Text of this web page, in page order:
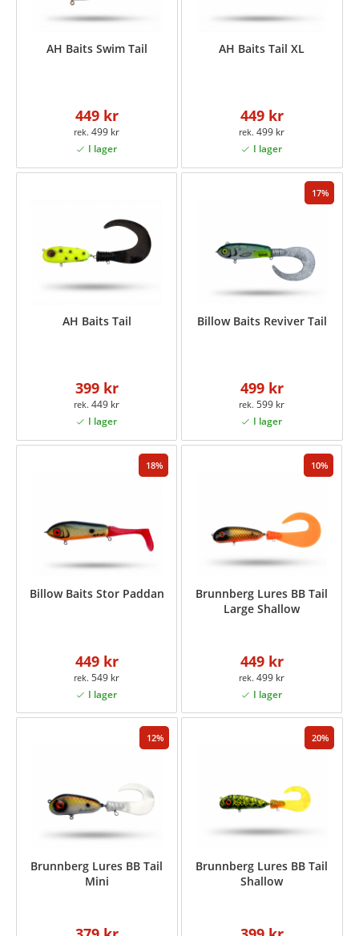
AH Baits Swim Tail
449 kr
499 kr
AH Baits Tail XL
449 kr
499 kr
AH Baits Tail
399 kr
449 kr
17
Billow Baits Reviver Tail
499 kr
599 kr
18
Billow Baits Stor Paddan
449 kr
549 kr
10
Brunnberg Lures BB Tail
Large Shallow
449 kr
499 kr
12
Brunnberg Lures BB Tail
Mini
20
Brunnberg Lures BB Tail
Shallow